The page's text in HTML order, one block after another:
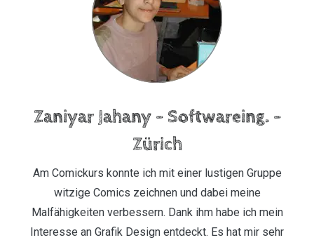
Zaniyar Jahany – Softwareing. –
Zürich
Am Comickurs konnte ich mit einer lustigen Gruppe
witzige Comics zeichnen und dabei meine
Malfähigkeiten verbessern. Dank ihm habe ich mein
Interesse an Grafik Design entdeckt. Es hat mir sehr